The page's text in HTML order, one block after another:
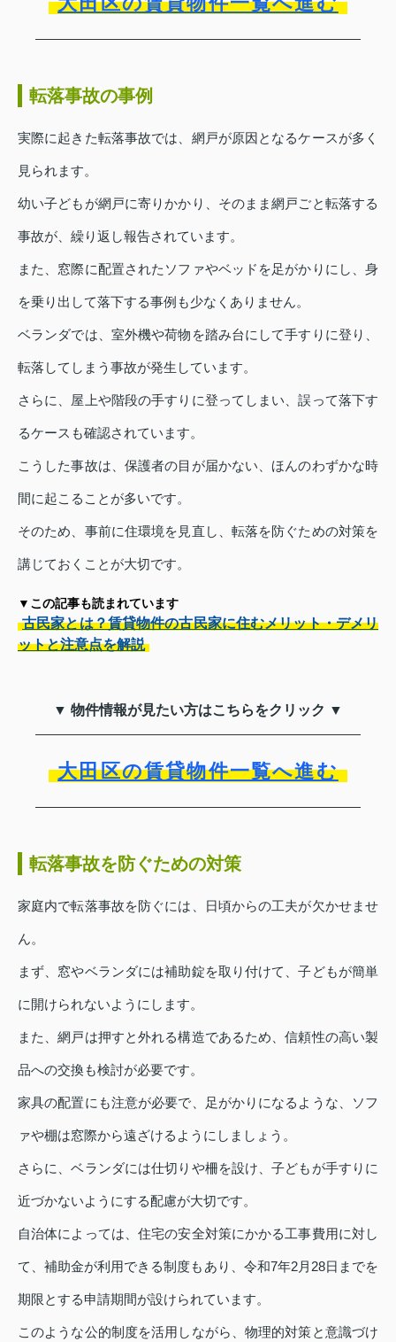
転落事故の事例
実際に起きた転落事故では、網戸が原因となるケースが多く
見られます。
幼い子どもが網戸に寄りかかり、そのまま網戸ごと転落する
事故が、繰り返し報告されています。
また、窓際に配置されたソファやベッドを足がかりにし、身
を乗り出して落下する事例も少なくありません。
ベランダでは、室外機や荷物を踏み台にして手すりに登り、
転落してしまう事故が発生しています。
さらに、屋上や階段の手すりに登ってしまい、誤って落下す
るケースも確認されています。
こうした事故は、保護者の目が届かない、ほんのわずかな時
間に起こることが多いです。
そのため、事前に住環境を見直し、転落を防ぐための対策を
講じておくことが大切です。
▼この記事も読まれています
古民家とは？賃貸物件の古民家に住むメリット・デメリ
ットと注意点を解説
▼ 物件情報が見たい方はこちらをクリック ▼
大田区の賃貸物件一覧へ進む
転落事故を防ぐための対策
家庭内で転落事故を防ぐには、日頃からの工夫が欠かせませ
ん。
まず、窓やベランダには補助錠を取り付けて、子どもが簡単
に開けられないようにします。
また、網戸は押すと外れる構造であるため、信頼性の高い製
品への交換も検討が必要です。
家具の配置にも注意が必要で、足がかりになるような、ソフ
ァや棚は窓際から遠ざけるようにしましょう。
さらに、ベランダには仕切りや柵を設け、子どもが手すりに
近づかないようにする配慮が大切です。
自治体によっては、住宅の安全対策にかかる工事費用に対し
て、補助金が利用できる制度もあり、令和7年2月28日までを
期限とする申請期間が設けられています。
このような公的制度を活用しながら、物理的対策と意識づけ